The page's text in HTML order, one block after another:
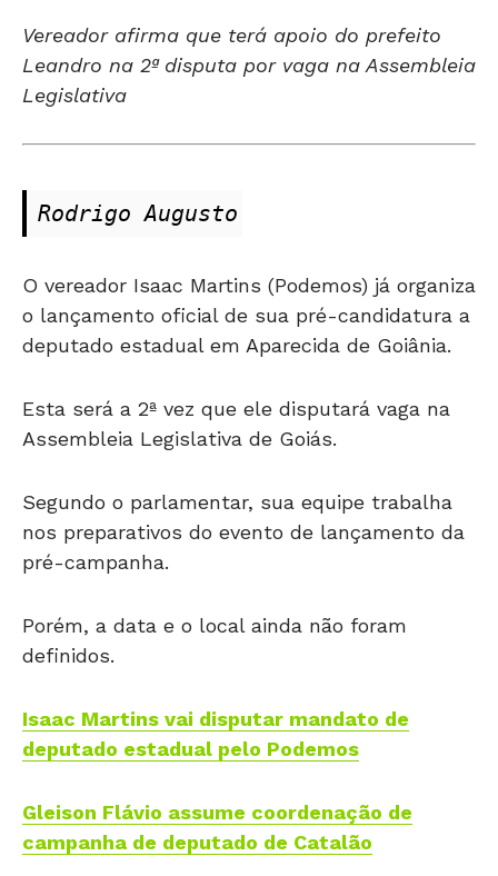
Vereador afirma que terá apoio do prefeito
Leandro na 2ª disputa por vaga na Assembleia
Legislativa
Rodrigo Augusto
O vereador Isaac Martins (Podemos) já organiza
o lançamento oficial de sua pré-candidatura a
deputado estadual em Aparecida de Goiânia.
Esta será a 2ª vez que ele disputará vaga na
Assembleia Legislativa de Goiás.
Segundo o parlamentar, sua equipe trabalha
nos preparativos do evento de lançamento da
pré-campanha.
Porém, a data e o local ainda não foram
definidos.
Isaac Martins vai disputar mandato de
deputado estadual pelo Podemos
Gleison Flávio assume coordenação de
campanha de deputado de Catalão